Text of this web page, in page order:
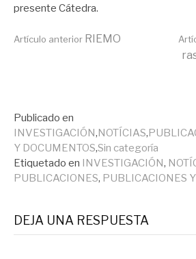
presente Cátedra.
Seguir
Artículo anterior RIEMO
Publicado en
INVESTIGACIÓN, NOTÍCIAS,
Y DOCUMENTOS,Sin categoría
Etiquetado en
INVESTIGACIÓN,
PUBLICACIONES, PUBLICACIONES
DEJA UNA RESPUESTA